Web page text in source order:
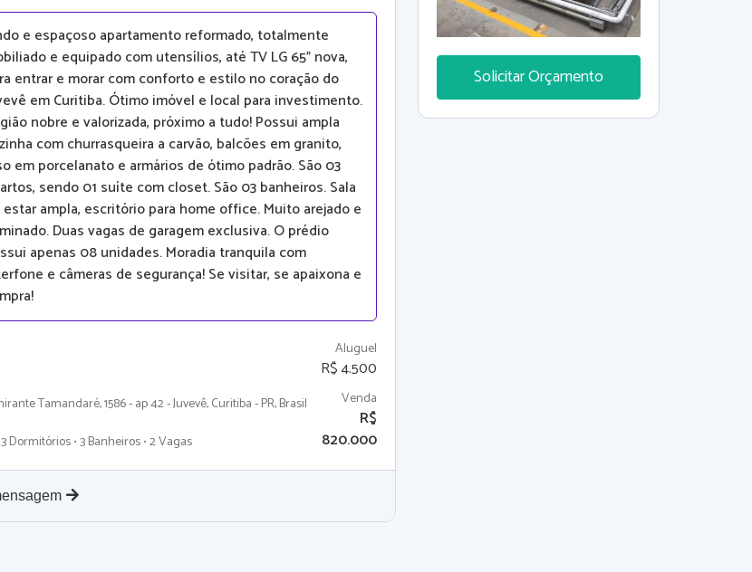
e espaçoso apartamento reformado, totalmente
e equipado com utensílios, até TV LG 65" nova,
entrar e morar com conforto e estilo no coração do
em Curitiba. Ótimo imóvel e local para investimento.
nobre e valorizada, próximo a tudo! Possui ampla
com churrasqueira a carvão, balcões em granito,
em porcelanato e armários de ótimo padrão. São 03
sendo 01 suíte com closet. São 03 banheiros. Sala
ampla, escritório para home office. Muito arejado e
Duas vagas de garagem exclusiva. O prédio
apenas 08 unidades. Moradia tranquila com
e câmeras de segurança! Se visitar, se apaixona e
Tamandaré, 1586 - ap 42 - Juvevê, Curitiba - PR, Brasil
3 Dormitórios • 3 Banheiros • 2 Vagas
Aluguel
R$ 4.500
Venda
R$
820.000
Solicitar Orçamento